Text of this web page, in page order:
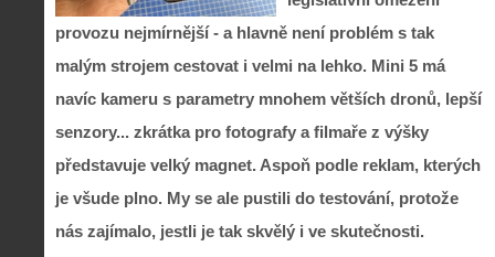
provozu nejmírnější - a hlavně není problém s tak
malým strojem cestovat i velmi na lehko. Mini 5 má
navíc kameru s parametry mnohem větších dronů, lepší
senzory... zkrátka pro fotografy a filmaře z výšky
představuje velký magnet. Aspoň podle reklam, kterých
je všude plno. My se ale pustili do testování, protože
nás zajímalo, jestli je tak skvělý i ve skutečnosti.